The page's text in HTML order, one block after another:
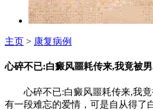
主页 > 康复病例
心碎不已:白癜风噩耗传来,我竟被
心碎不已:白癜风噩耗传来,我竟
有一段难忘的爱情，可是自从得了